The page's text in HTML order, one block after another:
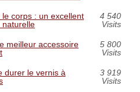
corps : un excellent
naturelle
4 540
Visits
meilleur accessoire
5 800
Visits
durer le vernis à
3 919
Visits